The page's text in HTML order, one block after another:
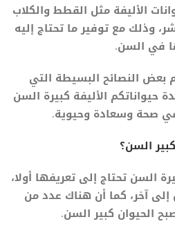
الأليفة مثل القطط والكلاب
وذلك مع توفير ما تحتاج إليه
في السن.
النصائح البسيطة التي
حيواناتكم الأليفة كبيرة السن
صحة وسعادة وحيوية.
السن؟
السن تحتاج إلى تعريفها أولا،
إلى آخر، كما أن هناك عدد من
الحيوان كبير السن.